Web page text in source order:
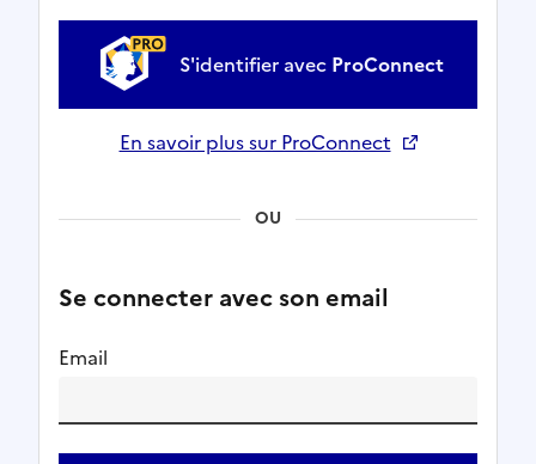
S'identifier avec ProConnect
En savoir plus sur ProConnect
OU
Se connecter avec son email
Email